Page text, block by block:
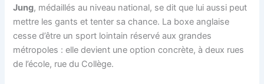
Jung, médaillés au niveau national, se dit que lui aussi peut
mettre les gants et tenter sa chance. La boxe anglaise
cesse d’être un sport lointain réservé aux grandes
métropoles : elle devient une option concrète, à deux rues
de l’école, rue du Collège.